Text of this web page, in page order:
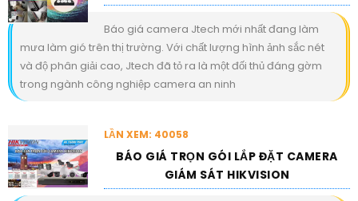
Báo giá camera Jtech mới nhất đang làm
mưa làm gió trên thị trường. Với chất lượng hình ảnh sắc nét
và độ phân giải cao, Jtech đã tỏ ra là một đối thủ đáng gờm
trong ngành công nghiệp camera an ninh
LẦN XEM: 40058
BÁO GIÁ TRỌN GÓI LẮP ĐẶT CAMERA
GIÁM SÁT HIKVISION